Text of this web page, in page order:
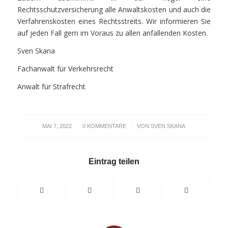
Rechtsschutzversicherung alle Anwaltskosten und auch die
Verfahrenskosten eines Rechtsstreits. Wir informieren Sie
auf jeden Fall gern im Voraus zu allen anfallenden Kosten.
Sven Skana
Fachanwalt für Verkehrsrecht
Anwalt für Strafrecht
MAI 7, 2022
/ 0 KOMMENTARE
/ VONSVEN SKANA
Eintrag teilen